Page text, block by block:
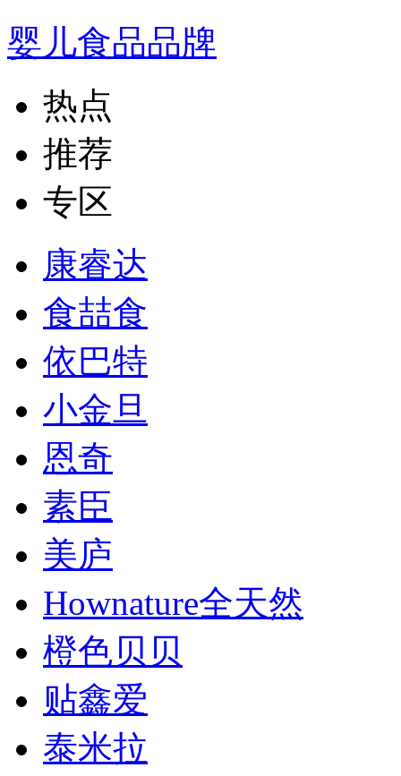
婴儿食品品牌
热点
推荐
专区
康睿达
食喆食
依巴特
小金旦
恩奇
素臣
美庐
Hownature全天然
橙色贝贝
贴鑫爱
泰米拉